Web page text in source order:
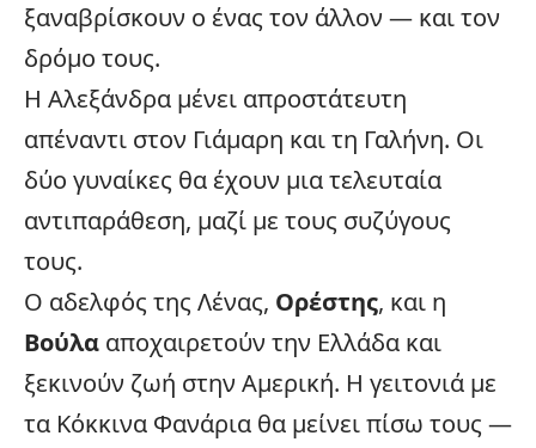
ξαναβρίσκουν ο ένας τον άλλον — και τον
δρόμο τους.
Η Αλεξάνδρα μένει απροστάτευτη
απέναντι στον Γιάμαρη και τη Γαλήνη. Οι
δύο γυναίκες θα έχουν μια τελευταία
αντιπαράθεση, μαζί με τους συζύγους
τους.
Ο αδελφός της Λένας, Ορέστης, και η
Βούλα αποχαιρετούν την Ελλάδα και
ξεκινούν ζωή στην Αμερική. Η γειτονιά με
τα Κόκκινα Φανάρια θα μείνει πίσω τους —